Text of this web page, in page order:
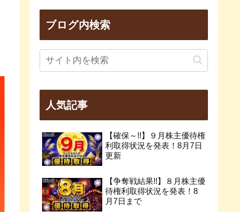
ブログ内検索
人気記事
【確保～!!】９月株主優待権
利取得状況を発表！8月7日
更新
【争奪戦結果!!】８月株主優
待権利取得状況を発表！8
月7日まで